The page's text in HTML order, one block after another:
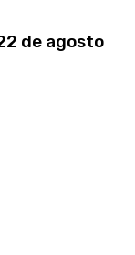
de agosto